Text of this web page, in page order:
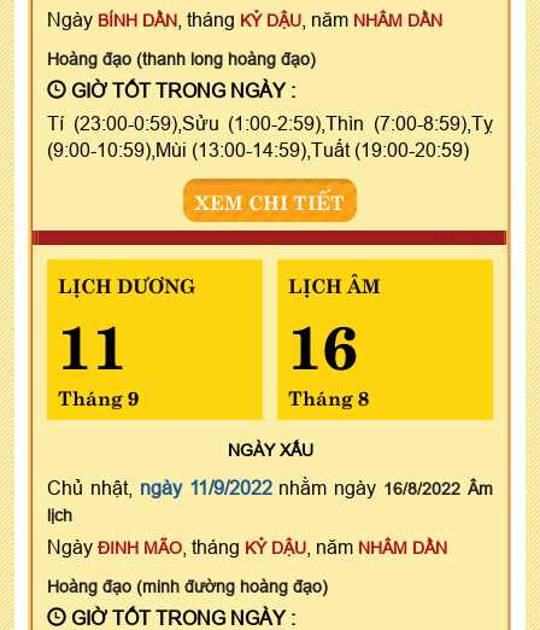
Ngày BÍNH DẦN , tháng KỶ DẬU , năm NHÂM DẦN
Hoàng đạo (thanh long hoàng đạo)
GIỜ TỐT TRONG NGÀY :
Tí (23:00-0:59),Sửu (1:00-2:59),Thìn (7:00-8:59),Tỵ
(9:00-10:59),Mùi (13:00-14:59),Tuất (19:00-20:59)
XEM CHI TIẾT
LỊCH DƯƠNG
11
Tháng 9
LỊCH ÂM
16
Tháng 8
NGÀYXẤU
Chủ nhật, ngày 11/9/2022nhằm ngày 16/8/2022 Âm
lịch
Ngày ĐINH MÃO , tháng KỶ DẬU , năm NHÂM DẦN
Hoàng đạo (minh đường hoàng đạo)
GIỜ TỐT TRONG NGÀY :